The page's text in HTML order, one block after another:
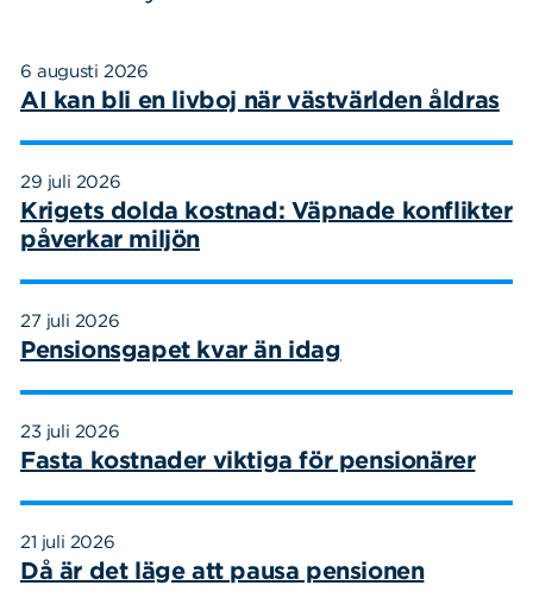
6 augusti 2026
AI kan bli en livboj när västvärlden åldras
29 juli 2026
Krigets dolda kostnad: Väpnade konflikter
påverkar miljön
27 juli 2026
Pensionsgapet kvar än idag
23 juli 2026
Fasta kostnader viktiga för pensionärer
21 juli 2026
Då är det läge att pausa pensionen